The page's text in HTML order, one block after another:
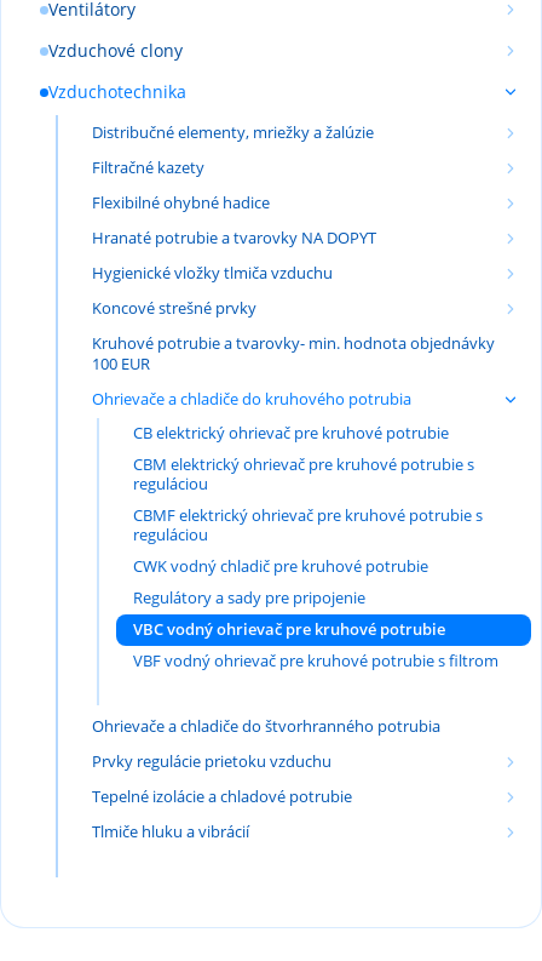
Ventilátory
Vzduchové clony
Vzduchotechnika
Distribučné elementy, mriežky a žalúzie
Filtračné kazety
Flexibilné ohybné hadice
Hranaté potrubie a tvarovky NA DOPYT
Hygienické vložky tlmiča vzduchu
Koncové strešné prvky
Kruhové potrubie a tvarovky- min. hodnota objednávky
100 EUR
Ohrievače a chladiče do kruhového potrubia
CB elektrický ohrievač pre kruhové potrubie
CBM elektrický ohrievač pre kruhové potrubie s
reguláciou
CBMF elektrický ohrievač pre kruhové potrubie s
reguláciou
CWK vodný chladič pre kruhové potrubie
Regulátory a sady pre pripojenie
VBC vodný ohrievač pre kruhové potrubie
VBF vodný ohrievač pre kruhové potrubie s filtrom
Ohrievače a chladiče do štvorhranného potrubia
Prvky regulácie prietoku vzduchu
Tepelné izolácie a chladové potrubie
Tlmiče hluku a vibrácií